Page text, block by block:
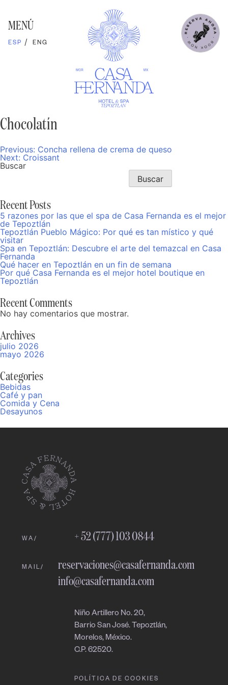
content
MENÚ
ESP ENG
Chocolatín
Navegación
de
Previous: Concha rellena de crema de queso
Next: Croissant
Buscar
Buscar
Recent Posts
5 razones por las que el spa de Casa Fernanda es el mejor
de Tepoztlán
Tepoztlán Pueblo Mágico: Por qué es tan místico y qué
visitar
Spa en Tepoztlán: Descubre el arte del temazcal en Casa
Fernanda
Qué hacer en Tepoztlán en un fin de semana
Por qué Casa Fernanda es el mejor hotel boutique en
Tepoztlán
Recent Comments
No hay comentarios que mostrar.
Archives
julio 2026
mayo 2026
Categories
Bebidas
Café y pan
Comida y Cena
Desayunos
WA/ + 52 (777) 103 0844
MAIL/
reservaciones@casafernanda.com
info@casafernanda.com
Niño Artillero No. 20,
Barrio San José. Tepoztlán,
Morelos, México.
C.P. 62520.
POLÍTICA DE COOKIES
Fernanda
Online